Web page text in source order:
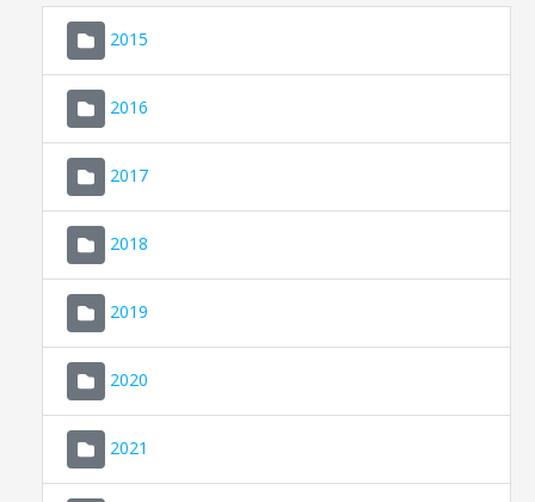
2015
2016
2017
2018
2019
2020
2021